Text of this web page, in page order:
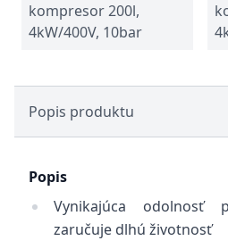
kompresor 200l,
4kW/400V, 10bar
Popis produktu
Popis
Vynikajúca odolnosť
zaručuje dlhú životnosť